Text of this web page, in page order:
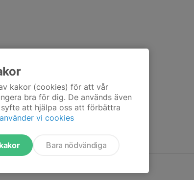
kakor (cookies) för att vår
bra för dig. De används även
att hjälpa oss att förbättra
vi cookies
Bara nödvändiga